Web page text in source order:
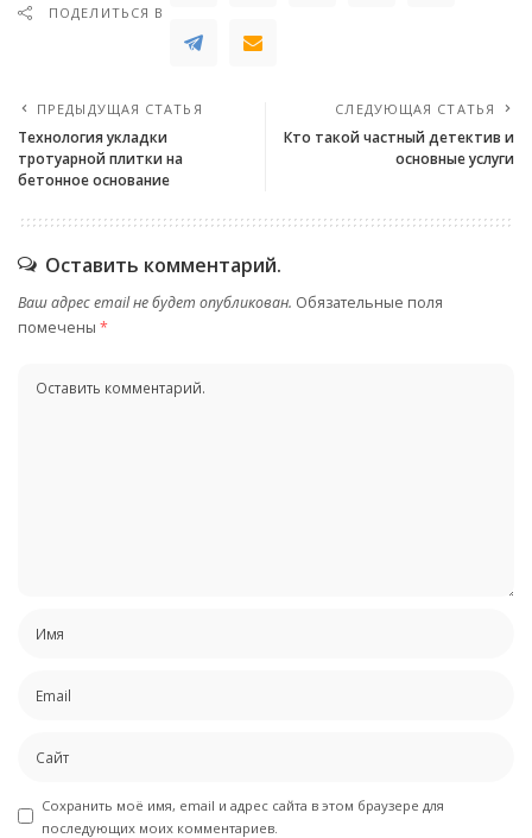
ПОДЕЛИТЬСЯ В
ПРЕДЫДУЩАЯ СТАТЬЯ
Технология укладки
тротуарной плитки на
бетонное основание
СЛЕДУЮЩАЯ СТАТЬЯ
Кто такой частный детектив и
основные услуги
Оставить комментарий.
Ваш адрес email не будет опубликован. Обязательные поля
помечены *
Сохранить моё имя, email и адрес сайта в этом браузере для
последующих моих комментариев.